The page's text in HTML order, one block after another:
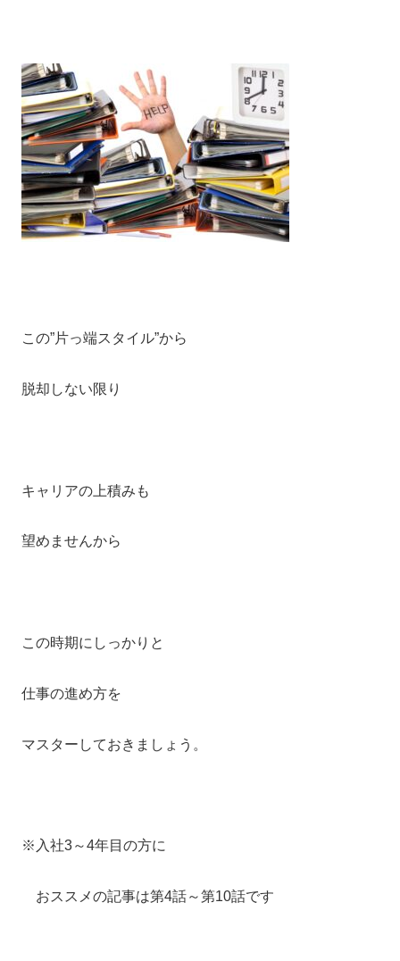
この”片っ端スタイル”から
脱却しない限り
キャリアの上積みも
望めませんから
この時期にしっかりと
仕事の進め方を
マスターしておきましょう。
※入社3～4年目の方に
おススメの記事は第4話～第10話です